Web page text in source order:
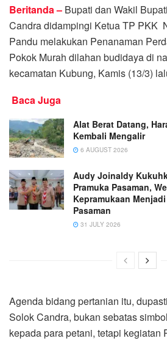
Beritanda – Bupati dan Wakil
Candra didampingi Ketua TP PKK
Pandu melakukan Penanaman
Pokok Murah dilahan budidaya di
kecamatan Kubung, Kamis (13/3)
Baca Juga
Alat Berat Datang,
Kembali Mengalir
6 AUGUST 2026
Audy Joinaldy
Pramuka Pasaman,
Kepramukaan
Pasaman
31 JULY 2026
Agenda bidang pertanian itu,
Solok Candra, bukan sebatas
kepada para petani, tetapi kegiatan